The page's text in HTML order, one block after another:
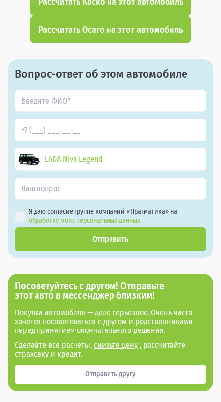
Рассчитать Осаго на этот автомобиль
Вопрос-ответ об этом автомобиле
LADA Niva Legend
Я даю согласие группе компаний «Прагматика» на
обработку моих персональных данных.
Отправить
Посоветуйтесь с другом! Отправьте
этот авто в мессенджер близким!
Покупка автомобиля — дело серьезное. Очень часто
хочется посоветоваться с другом и родственниками
перед принятием окончательного решения.
Сделайте все расчеты, снизьте цену , рассчитайте
страховку и кредит.
Отправить другу